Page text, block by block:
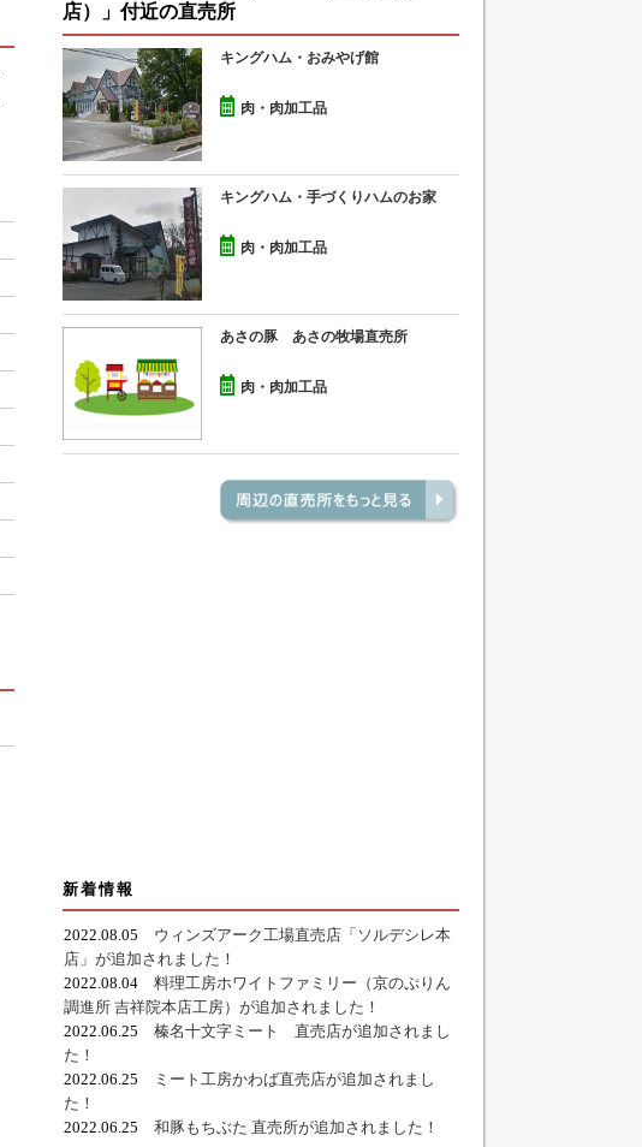
店）」付近の直売所
キングハム・おみやげ館
肉・肉加工品
キングハム・手づくりハムのお家
肉・肉加工品
あさの豚 あさの牧場直売所
肉・肉加工品
新着情報
2022.08.05 ウィンズアーク工場直売店「ソルデシレ本
店」が追加されました！
2022.08.04 料理工房ホワイトファミリー（京のぷりん
調進所 吉祥院本店工房）が追加されました！
2022.06.25 榛名十文字ミート 直売店が追加されまし
た！
2022.06.25
ミート工房かわば直売店が追加されまし
た！
2022.06.25 和豚もちぶた 直売所が追加されました！